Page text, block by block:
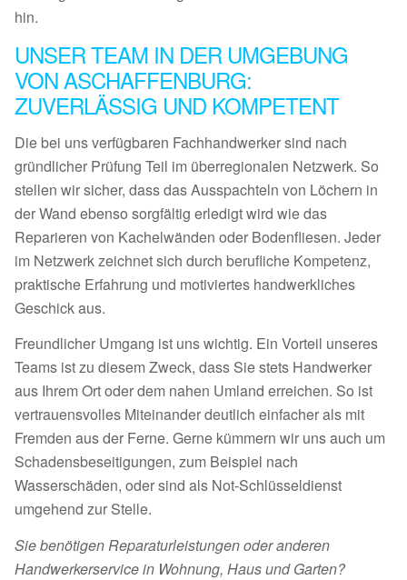
hin.
UNSER TEAM IN DER UMGEBUNG
VON ASCHAFFENBURG:
ZUVERLÄSSIG UND KOMPETENT
Die bei uns verfügbaren Fachhandwerker sind nach
gründlicher Prüfung Teil im überregionalen Netzwerk. So
stellen wir sicher, dass das Ausspachteln von Löchern in
der Wand ebenso sorgfältig erledigt wird wie das
Reparieren von Kachelwänden oder Bodenfliesen. Jeder
im Netzwerk zeichnet sich durch berufliche Kompetenz,
praktische Erfahrung und motiviertes handwerkliches
Geschick aus.
Freundlicher Umgang ist uns wichtig. Ein Vorteil unseres
Teams ist zu diesem Zweck, dass Sie stets Handwerker
aus Ihrem Ort oder dem nahen Umland erreichen. So ist
vertrauensvolles Miteinander deutlich einfacher als mit
Fremden aus der Ferne. Gerne kümmern wir uns auch um
Schadensbeseitigungen, zum Beispiel nach
Wasserschäden, oder sind als Not-Schlüsseldienst
umgehend zur Stelle.
Sie benötigen Reparaturleistungen oder anderen
Handwerkerservice in Wohnung, Haus und Garten?